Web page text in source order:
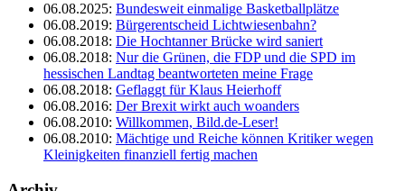
06.08.2025: Bundesweit einmalige Basketballplätze
06.08.2019: Bürgerentscheid Lichtwiesenbahn?
06.08.2018: Die Hochtanner Brücke wird saniert
06.08.2018: Nur die Grünen, die FDP und die SPD im
hessischen Landtag beantworteten meine Frage
06.08.2018: Geflaggt für Klaus Heierhoff
06.08.2016: Der Brexit wirkt auch woanders
06.08.2010: Willkommen, Bild.de-Leser!
06.08.2010: Mächtige und Reiche können Kritiker wegen
Kleinigkeiten finanziell fertig machen